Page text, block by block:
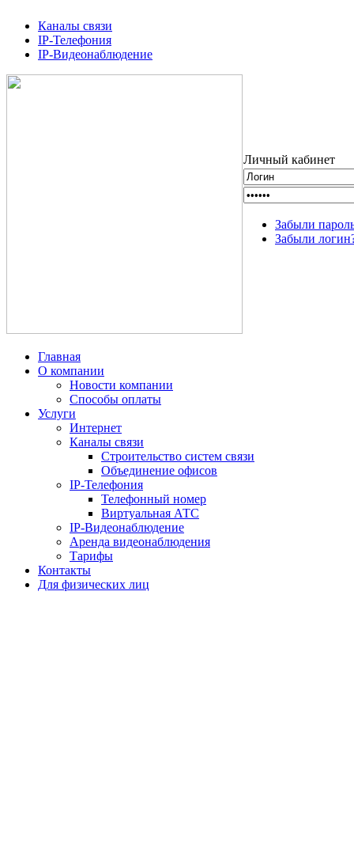
Каналы связи
IP-Телефония
IP-Видеонаблюдение
Личный кабинет
Забыли
Забыли
Главная
О компании
Новости компании
Способы оплаты
Услуги
Интернет
Каналы связи
Строительство систем связи
Объединение офисов
IP-Телефония
Телефонный номер
Виртуальная АТС
IP-Видеонаблюдение
Аренда видеонаблюдения
Тарифы
Контакты
Для физических лиц